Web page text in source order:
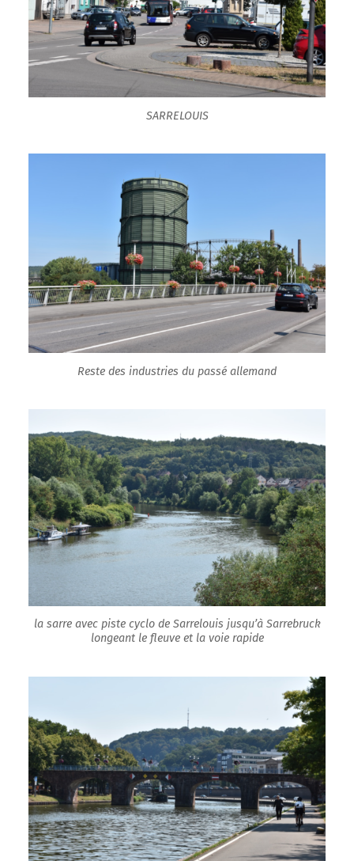
SARRELOUIS
Reste des industries du passé allemand
la sarre avec piste cyclo de Sarrelouis jusqu’à Sarrebruck
longeant le fleuve et la voie rapide